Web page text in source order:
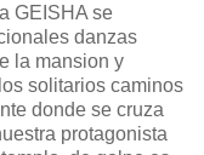
GEISHA se
danzas
la mansion y
solitarios caminos
donde se cruza
protagonista